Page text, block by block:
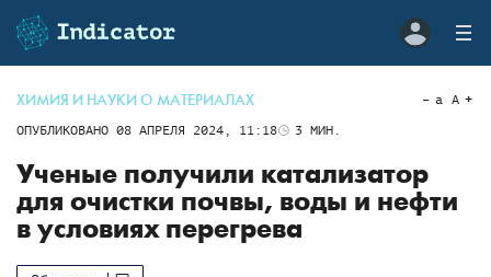
ХИМИЯ И НАУКИ О МАТЕРИАЛАХ
ОПУБЛИКОВАНО 08 АПРЕЛЯ 2024, 11:18 3 МИН.
a A
Ученые получили катализатор
для очистки почвы, воды и нефти
в условиях перегрева